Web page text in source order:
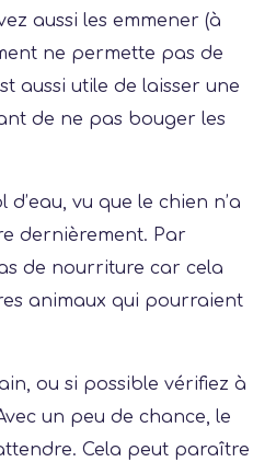
aussi les emmener (à
ne permette pas de
aussi utile de laisser une
de ne pas bouger les
d’eau, vu que le chien n’a
dernièrement. Par
de nourriture car cela
animaux qui pourraient
ou si possible vérifiez à
un peu de chance, le
Cela peut paraître